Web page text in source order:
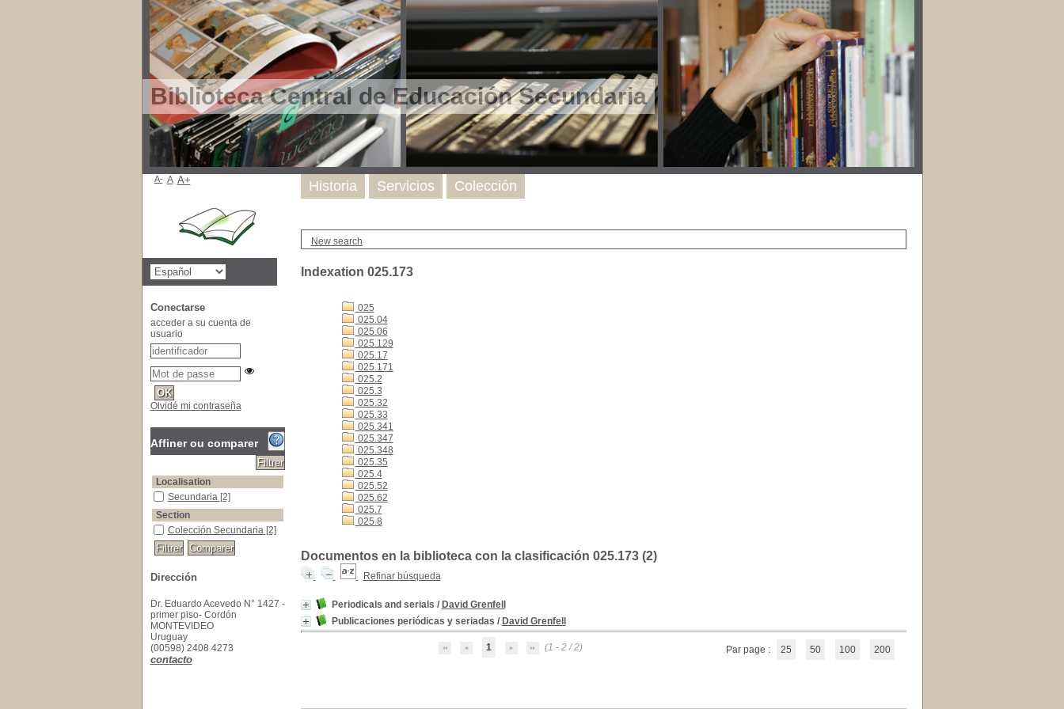
Biblioteca Central de Educación Secundaria
New search
Indexation 025.173
025
025.04
025.06
025.129
025.17
025.171
025.2
025.3
025.32
025.33
025.341
025.347
025.348
025.35
025.4
025.52
025.62
025.7
025.8
Documentos en la biblioteca con la clasificación 025.173 (2)
Refinar búsqueda
Periodicals and serials / David Grenfell
Publicaciones periódicas y seriadas / David Grenfell
1 (1 - 2 / 2) Par page : 25 50 100 200
Historia Servicios Colección
A- A A+
Conectarse
acceder a su cuenta de
usuario
Olvidé mi contraseña
Affiner ou comparer
Localisation
Secundaria [2]
Section
Colección Secundaria [2]
Dirección
Dr. Eduardo Acevedo N° 1427 -
primer piso- Cordón
MONTEVIDEO
Uruguay
(00598) 2408 4273
contacto